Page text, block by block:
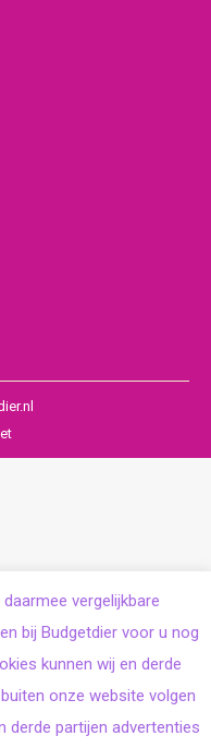
vergelijkbare
bij Budgetdier voor u nog
kunnen wij en derde
onze website volgen
derde partijen advertenties